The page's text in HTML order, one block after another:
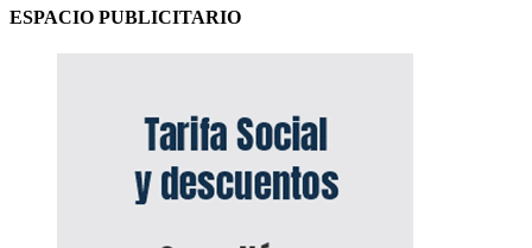
ESPACIO PUBLICITARIO